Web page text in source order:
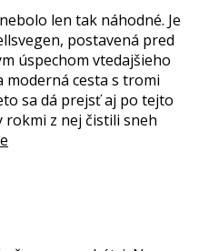
len tak náhodné. Je
postavená pred
úspechom vtedajšieho
moderná cesta s tromi
sa dá prejsť aj po tejto
rokmi z nej čistili sneh